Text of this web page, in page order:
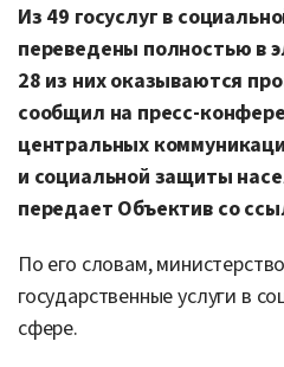
Из 49 госуслуг в
переведены полностью в
28 из них оказываются
сообщил на пресс-
центральных
и социальной защиты
передает Объектив со
По его словам,
государственные услуги в
сфере.